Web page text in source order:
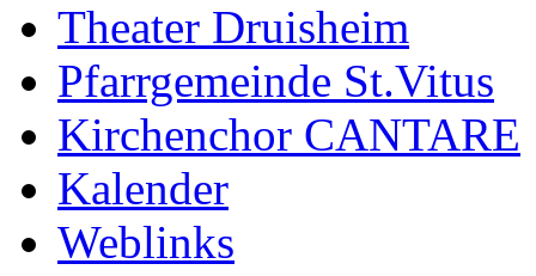
Theater Druisheim
Pfarrgemeinde St.Vitus
Kirchenchor CANTARE
Kalender
Weblinks